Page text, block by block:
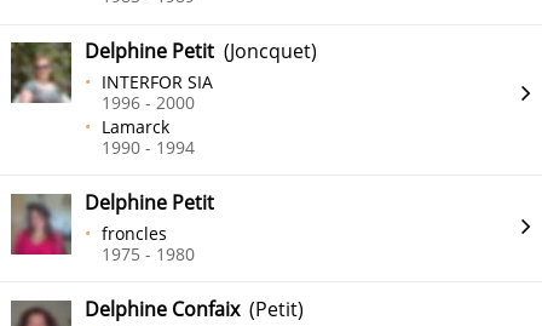
Delphine Petit (Joncquet)
INTERFOR SIA
1996 - 2000
Lamarck
1990 - 1994
Delphine Petit
froncles
1975 - 1980
Delphine Confaix(Petit)